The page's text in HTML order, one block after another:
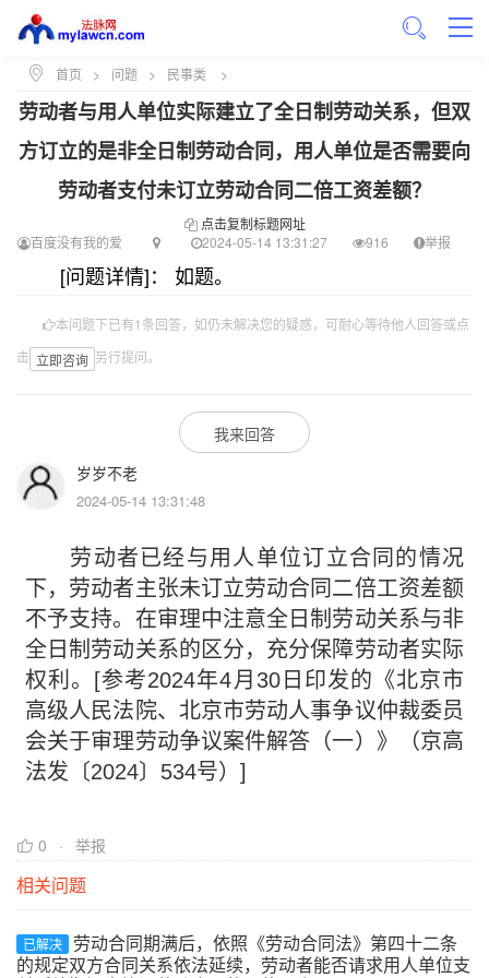
首页 > 问题 > 民事类 >
劳动者与用人单位实际建立了全日制劳动关系，但双
方订立的是非全日制劳动合同，用人单位是否需要向
劳动者支付未订立劳动合同二倍工资差额？
点击复制标题网址
百度没有我的爱
2024-05-14 13:31:27 916 举报
[问题详情]： 如题。
本问题下已有1条回答，如仍未解决您的疑惑，可耐心等待他人回答或点
击 立即咨询 另行提问。
我来回答
岁岁不老
2024-05-14 13:31:48
劳动者已经与用人单位订立合同的情况
下，劳动者主张未订立劳动合同二倍工资差额
不予支持。在审理中注意全日制劳动关系与非
全日制劳动关系的区分，充分保障劳动者实际
权利。[参考2024年4月30日印发的《北京市
高级人民法院、北京市劳动人事争议仲裁委员
会关于审理劳动争议案件解答（一）》（京高
法发〔2024〕534号）]
0 举报
相关问题
已解决
劳动合同期满后，依照《劳动合同法》第四十二条
的规定双方合同关系依法延续，劳动者能否请求用人单位支